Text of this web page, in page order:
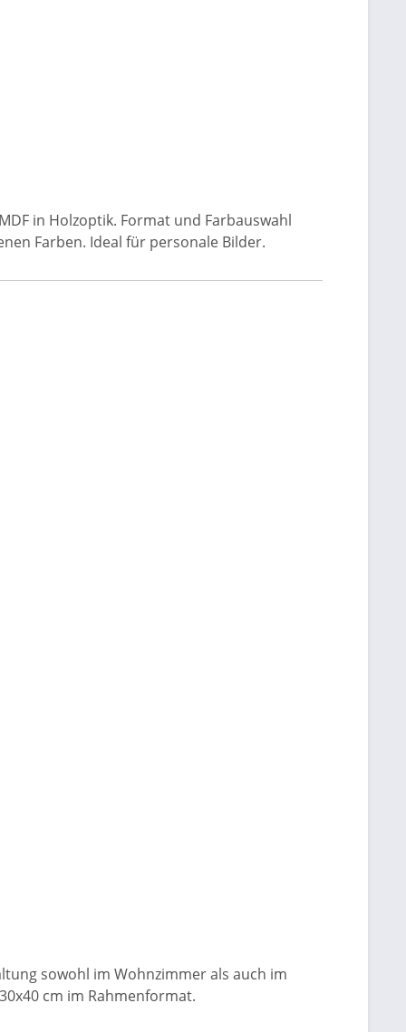
in Holzoptik. Format und Farbauswahl
Farben. Ideal für personale Bilder.
sowohl im Wohnzimmer als auch im
cm im Rahmenformat.